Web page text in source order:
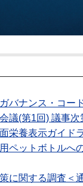
バナンス・コー
議(第1回) 議事次
栄養表示ガイド
ペットボトルへ
に関する調査＜